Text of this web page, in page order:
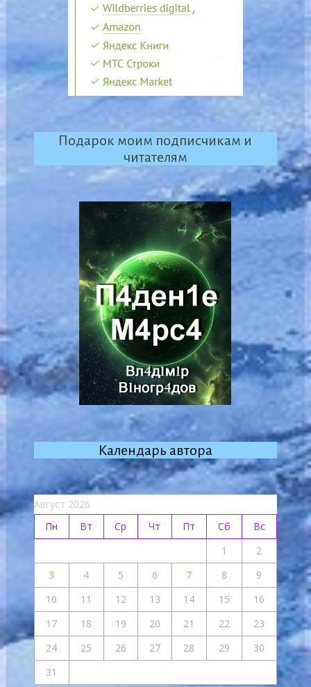
Подарок моим подписчикам и
читателям
Календарь автора
Август 2026
Пн
Вт Ср Чт Пт Сб
Вс
1
2
3
4 5 6 7 8
9
10
11 12 13 14 15
16
17
18 19 20 21 22
23
24
25 26 27 28 29
30
31